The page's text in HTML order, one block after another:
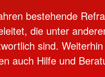
bestehende
die unter
sind.
auch Hilfe und